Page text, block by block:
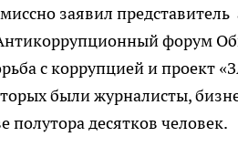
заявил
форум
с коррупцией и проект
были журналисты,
полутора десятков человек.